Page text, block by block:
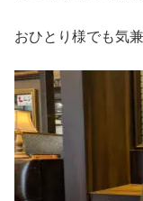
おひとり様でも気